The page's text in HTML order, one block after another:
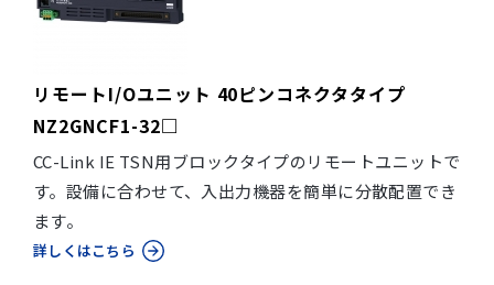
リモートI/Oユニット 40ピンコネクタタイプ
NZ2GNCF1-32□
CC-Link IE TSN用ブロックタイプのリモートユニットで
す。設備に合わせて、入出力機器を簡単に分散配置でき
ます。
詳しくはこちら